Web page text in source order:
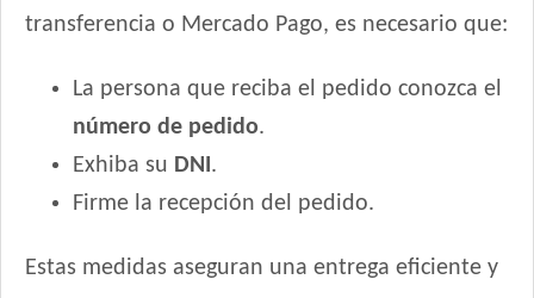
transferencia o Mercado Pago, es necesario que:
La persona que reciba el pedido conozca el
número de pedido.
Exhiba su DNI.
Firme la recepción del pedido.
Estas medidas aseguran una entrega eficiente y